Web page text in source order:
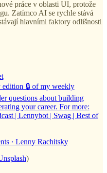
práce v oblasti UI, protože
Zatímco AI se rychle stává
hlavními faktory odlišnosti
edition 🔒 of my weekly
questions about building
your career. For more:
| Lennybot | Swag | Best of
· Lenny Rachitsky
)